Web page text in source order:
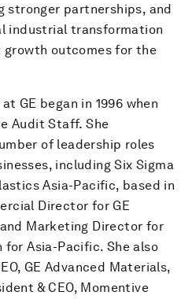
stronger partnerships, and
industrial transformation
outcomes for the
GE began in 1996 when
Audit Staff. She
of leadership roles
including Six Sigma
Asia-Pacific, based in
Director for GE
Marketing Director for
for Asia-Pacific. She also
GE Advanced Materials,
& CEO, Momentive